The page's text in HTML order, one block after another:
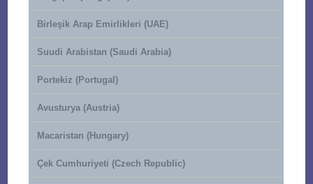
Birleşik Arap Emirlikleri (UAE)
Suudi Arabistan (Saudi Arabia)
Portekiz (Portugal)
Avusturya (Austria)
Macaristan (Hungary)
Çek Cumhuriyeti (Czech Republic)